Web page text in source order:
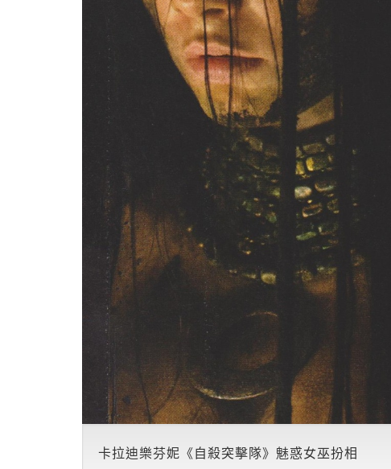
卡拉迪樂芬妮《自殺突擊隊》魅惑女巫扮相